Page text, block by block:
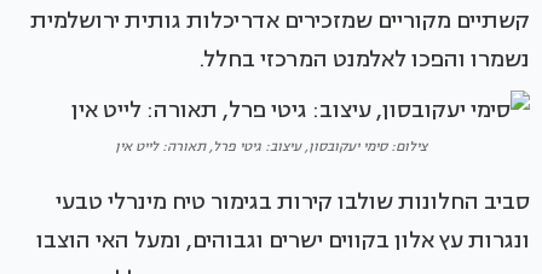
קשתיים מקוריים שמזכירים אדריכלות גותית ירושלמית
נשמרו והפכו לאלמנט המרכזי בחלל.
צילום: סימי יעקובסון, עיצוב: גיטי פרל, תאורה: לייט אין
סביב החלונות שולבו קירות בגימור טיח מינרלי טבעי
ונגרות עץ אלון בקווים ישרים וגבוהים, ומעל האי הוצבו